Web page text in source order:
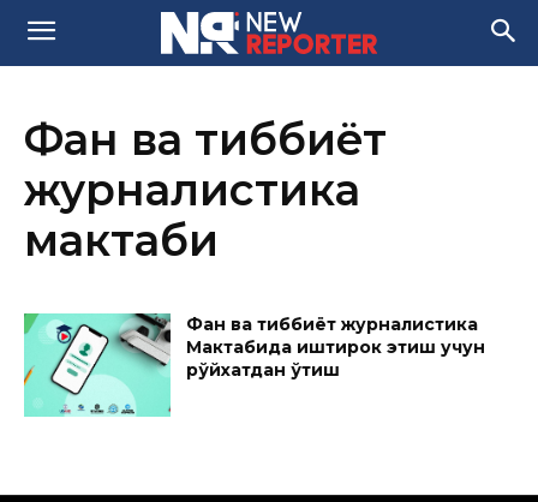
Фан ва тиббиёт
журналистика
мактаби
Фан ва тиббиёт журналистика
Мактабида иштирок этиш учун
рўйхатдан ўтиш